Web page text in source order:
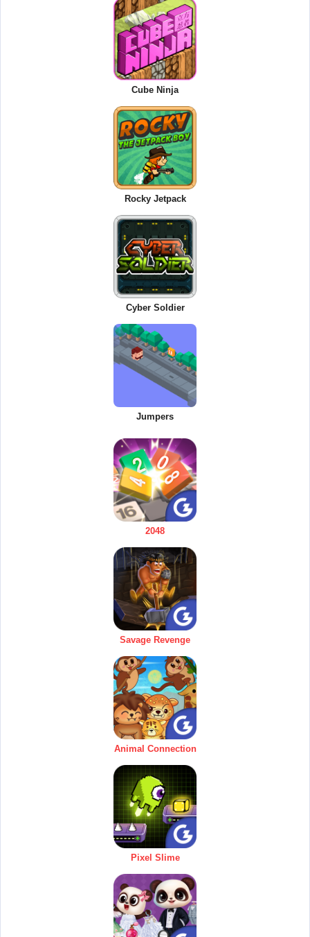
Cube Ninja
Rocky Jetpack
Cyber Soldier
Jumpers
2048
Savage Revenge
Animal Connection
Pixel Slime